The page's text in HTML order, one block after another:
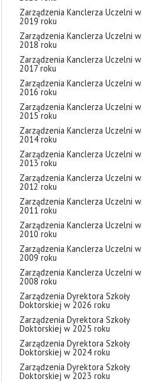
Zarządzenia Kanclerza Uczelni w
2019 roku
Zarządzenia Kanclerza Uczelni w
2018 roku
Zarządzenia Kanclerza Uczelni w
2017 roku
Zarządzenia Kanclerza Uczelni w
2016 roku
Zarządzenia Kanclerza Uczelni w
2015 roku
Zarządzenia Kanclerza Uczelni w
2014 roku
Zarządzenia Kanclerza Uczelni w
2013 roku
Zarządzenia Kanclerza Uczelni w
2012 roku
Zarządzenia Kanclerza Uczelni w
2011 roku
Zarządzenia Kanclerza Uczelni w
2010 roku
Zarządzenia Kanclerza Uczelni w
2009 roku
Zarządzenia Kanclerza Uczelni w
2008 roku
Zarządzenia Dyrektora Szkoły
Doktorskiej w 2026 roku
Zarządzenia Dyrektora Szkoły
Doktorskiej w 2025 roku
Zarządzenia Dyrektora Szkoły
Doktorskiej w 2024 roku
Zarządzenia Dyrektora Szkoły
Doktorskiej w 2023 roku